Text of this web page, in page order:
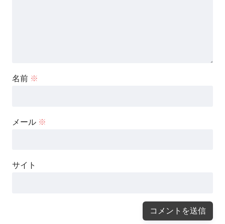
名前 ※
メール ※
サイト